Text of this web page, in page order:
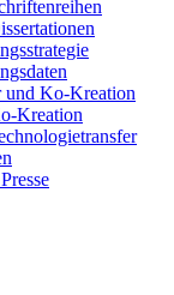
und Ko-Kreation
Kreation